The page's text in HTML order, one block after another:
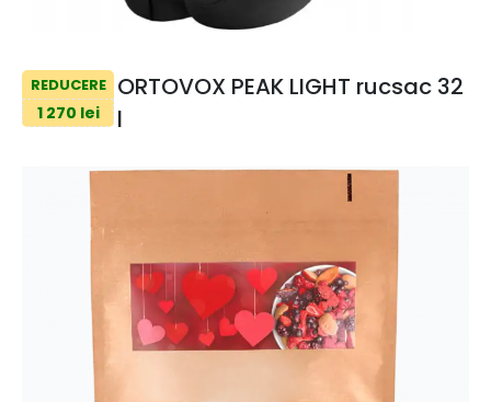
REDUCERE
1 270 lei
ORTOVOX PEAK LIGHT rucsac 32
l